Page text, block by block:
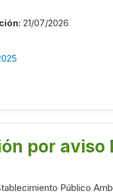
21/07/2026
por aviso
Público